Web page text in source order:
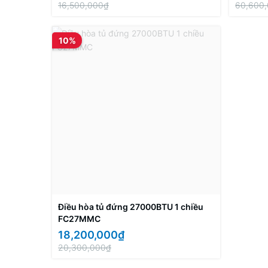
16,500,000₫
10%
Điều hòa tủ đứng 27000BTU 1 chiều
FC27MMC
18,200,000₫
20,300,000₫